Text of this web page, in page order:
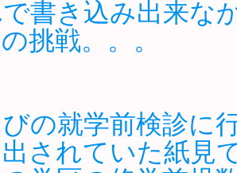
書き込み出来な
挑戦。。。
の就学前検診に
されていた紙見